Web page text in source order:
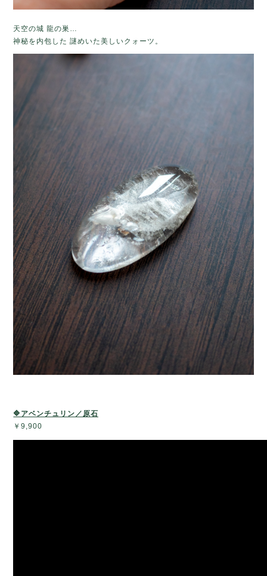
天空の城 龍の巣…
神秘を内包した 謎めいた美しいクォーツ。
🔷アベンチュリン／原石
￥9,900